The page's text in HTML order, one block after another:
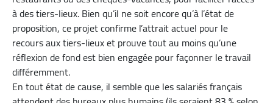
à des tiers-lieux. Bien qu’il ne soit encore qu’à l’état de
proposition, ce projet confirme l’attrait actuel pour le
recours aux tiers-lieux et prouve tout au moins qu’une
réflexion de fond est bien engagée pour façonner le travail
différemment.
En tout état de cause, il semble que les salariés français